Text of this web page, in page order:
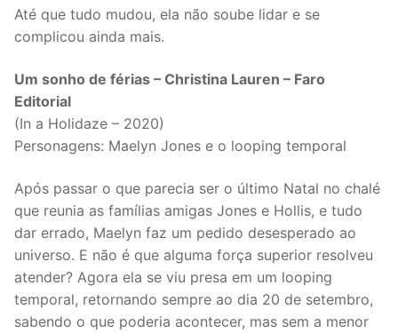
Até que tudo mudou, ela não soube lidar e se
complicou ainda mais.
Um sonho de férias – Christina Lauren – Faro
Editorial
(In a Holidaze – 2020)
Personagens: Maelyn Jones e o looping temporal
Após passar o que parecia ser o último Natal no chalé
que reunia as famílias amigas Jones e Hollis, e tudo
dar errado, Maelyn faz um pedido desesperado ao
universo. E não é que alguma força superior resolveu
atender? Agora ela se viu presa em um looping
temporal, retornando sempre ao dia 20 de setembro,
sabendo o que poderia acontecer, mas sem a menor